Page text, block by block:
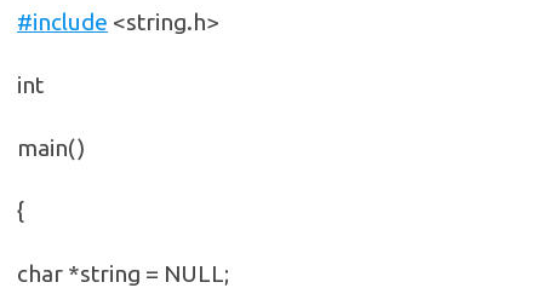
#include <string.h>
int
main()
{
char *string = NULL;